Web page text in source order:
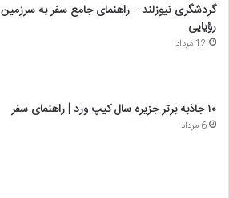
گردشگری نیوزلند – راهنمای جامع سفر به سرزمین
رؤیایی
12 مرداد
۱۰ جاذبه برتر جزیره سال کیپ ورد | راهنمای سفر
6 مرداد